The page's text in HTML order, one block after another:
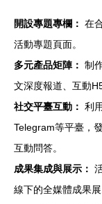
開設專題專欄： 在
活動專題頁面。
多元產品矩陣： 制
文深度報道、互動
社交平臺互動： 利
Telegram等平臺，
互動問答。
成果集成與展示：
線下的全媒體成果展